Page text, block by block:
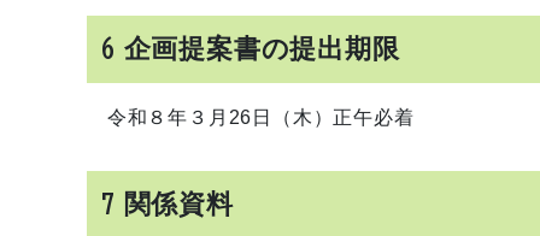
6 企画提案書の提出期限
令和８年３月26日（木）正午必着
7 関係資料